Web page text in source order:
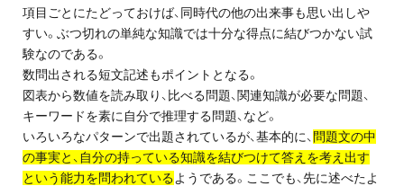
項目ごとにたどっておけば、同時代の他の出来事も思い出しや
すい。ぶつ切れの単純な知識では十分な得点に結びつかない試
験なのである。
数問出される短文記述もポイントとなる。
図表から数値を読み取り、比べる問題、関連知識が必要な問題、
キーワードを素に自分で推理する問題、など。
いろいろなパターンで出題されているが、基本的に、 問題文の中
の事実と、自分の持っている知識を結びつけて答えを考え出す
という能力を問われているようである。ここでも、先に述べたよ